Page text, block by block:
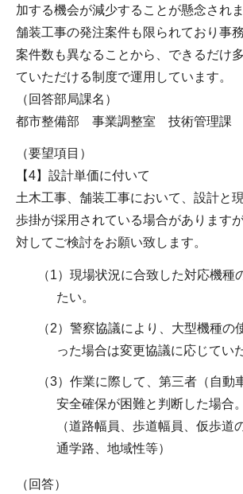
加する機会が減少することが懸念されま
舗装工事の発注案件も限られており事
案件数も異なることから、できるだけ
ていただける制度で運用しています。
（回答部局課名）
都市整備部 事業調整室 技術管理課
（要望項目）
【4】設計単価に付いて
土木工事、舗装工事において、設計と
歩掛が採用されている場合があります
対してご検討をお願い致します。
（1）現場状況に合致した対応機種
たい。
（2）警察協議により、大型機種の
った場合は変更協議に応じてい
（3）作業に際して、第三者（自動
安全確保が困難と判断した場合。
（道路幅員、歩道幅員、仮歩道
通学路、地域性等）
（回答）